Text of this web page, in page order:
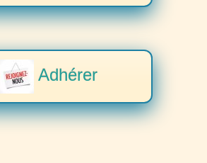
Adhérer